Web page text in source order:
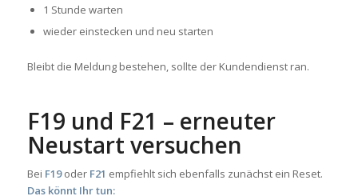
1 Stunde warten
wieder einstecken und neu starten
Bleibt die Meldung bestehen, sollte der Kundendienst ran.
F19 und F21 – erneuter
Neustart versuchen
Bei F19oder F21 empfiehlt sich ebenfalls zunächst ein Reset.
Das könnt Ihr tun: